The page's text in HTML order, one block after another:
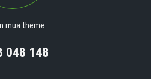
mua theme
048 148